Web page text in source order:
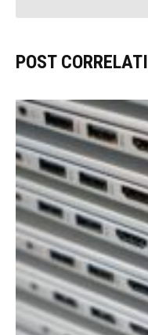
POST CORRELATI